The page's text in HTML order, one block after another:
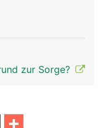
zur Sorge?